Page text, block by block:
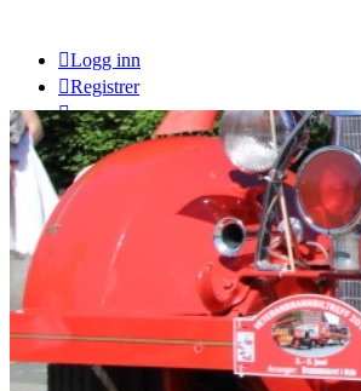
Logg inn
Registrer